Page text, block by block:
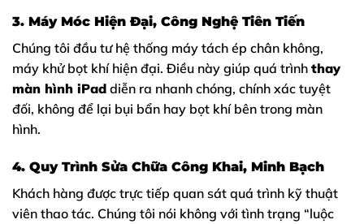
3. Máy Móc Hiện Đại, Công Nghệ Tiên Tiến
Chúng tôi đầu tư hệ thống máy tách ép chân không,
máy khử bọt khí hiện đại. Điều này giúp quá trình thay
màn hình iPad diễn ra nhanh chóng, chính xác tuyệt
đối, không để lại bụi bẩn hay bọt khí bên trong màn
hình.
4. Quy Trình Sửa Chữa Công Khai, Minh Bạch
Khách hàng được trực tiếp quan sát quá trình kỹ thuật
viên thao tác. Chúng tôi nói không với tình trạng “luộc